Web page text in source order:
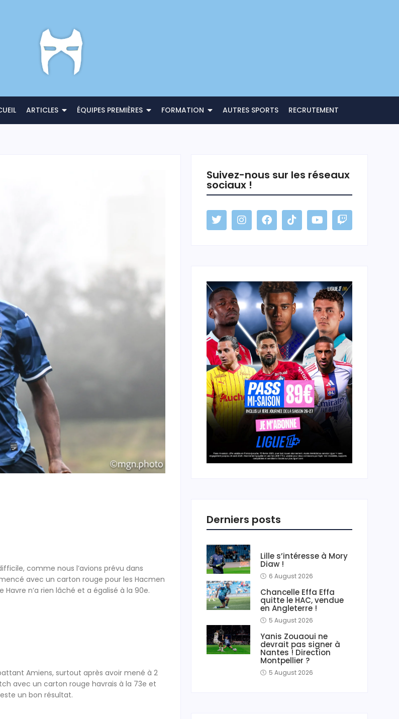
ARTICLES ÉQUIPES PREMIÈRES FORMATION AUTRES SPORTS RECRUTEMENT
comme nous l’avions prévu dans
avec un carton rouge pour les Hacmen
Havre n’a rien lâché et a égalisé à la 90e.
Amiens, surtout après avoir mené à 2
avec un carton rouge havrais à la 73e et
un bon résultat.
Suivez-nous sur les réseaux
sociaux !
Derniers posts
Lille s’intéresse à Mory
Diaw !
6 August 2026
Chancelle Effa Effa
quitte le HAC, vendue
en Angleterre !
5 August 2026
Yanis Zouaoui ne
devrait pas signer à
Nantes ! Direction
Montpellier ?
5 August 2026